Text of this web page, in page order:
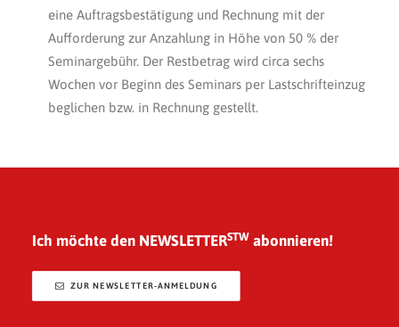
SYSTEM TO WIN eine Marke der smart
perfectionGmbH – Netzwerk, Beratung und
Training für das Handwerk Bad & Heizung
07191 9922080
eine Auftragsbestätigung und Rechnung mit der
Aufforderung zur Anzahlung in Höhe von 50 % der
Seminargebühr. Der Restbetrag wird circa sechs
Wochen vor Beginn des Seminars per Lastschrifteinzug
beglichen bzw. in Rechnung gestellt.
Ich möchte den NEWSLETTERSTW abonnieren!
ZUR NEWSLETTER-ANMELDUNG